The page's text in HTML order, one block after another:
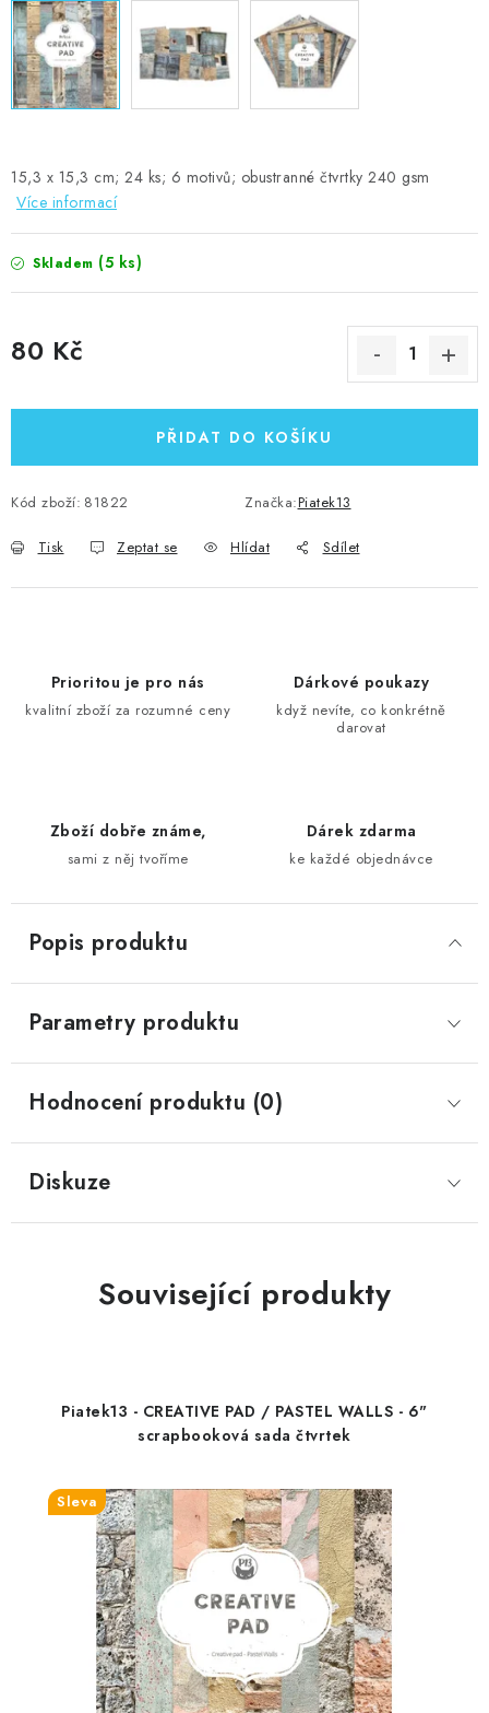
15,3 x 15,3 cm; 24 ks; 6 motivů; obustranné čtvrtky 240 gsm
Více informací
Skladem (5 ks)
80 Kč
PŘIDAT DO KOŠÍKU
Kód zboží: 81822 Značka:Piatek13
Tisk Zeptat se Hlídat Sdílet
Prioritou je pro nás
kvalitní zboží za rozumné ceny
Dárkové poukazy
když nevíte, co konkrétně
darovat
Zboží dobře známe,
sami z něj tvoříme
Dárek zdarma
ke každé objednávce
Popis produktu
Parametry produktu
Hodnocení produktu (0)
Diskuze
Související produkty
Piatek13 - CREATIVE PAD / PASTEL WALLS - 6"
scrapbooková sada čtvrtek
Sleva